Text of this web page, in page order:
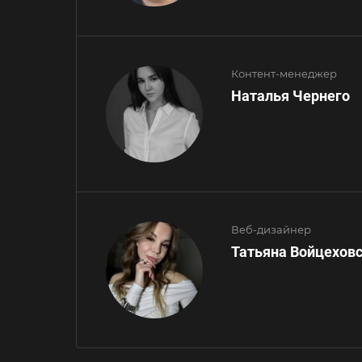
Контент-менеджер
Наталья Чернего
Веб-дизайнер
Татьяна